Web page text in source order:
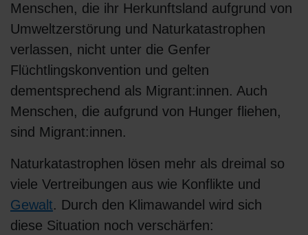
Menschen, die ihr Herkunftsland aufgrund von
Umweltzerstörung und Naturkatastrophen
verlassen, nicht unter die Genfer
Flüchtlingskonvention und gelten
dementsprechend als Migrant:innen. Auch
Menschen, die aufgrund von Hunger fliehen,
sind Migrant:innen.
Naturkatastrophen lösen mehr als dreimal so
viele Vertreibungen aus wie Konflikte und
Gewalt. Durch den Klimawandel wird sich
diese Situation noch verschärfen: